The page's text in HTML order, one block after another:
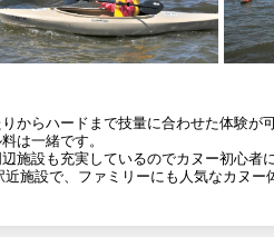
からハードまで技量に合わせた体験が可
は一緒です。
施設も充実しているのでカヌー初心者に
施設で、ファミリーにも人気なカヌー